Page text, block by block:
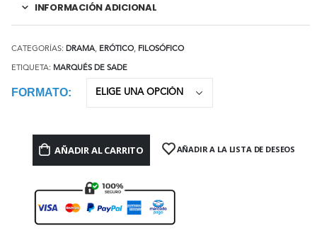
INFORMACIÓN ADICIONAL
CATEGORÍAS: DRAMA, ERÓTICO, FILOSÓFICO
ETIQUETA: MARQUÉS DE SADE
FORMATO
AÑADIR AL CARRITO AÑADIR A LA LISTA DE DESEOS